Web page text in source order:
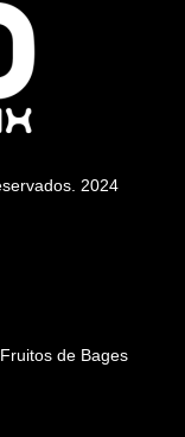
2024
de Bages